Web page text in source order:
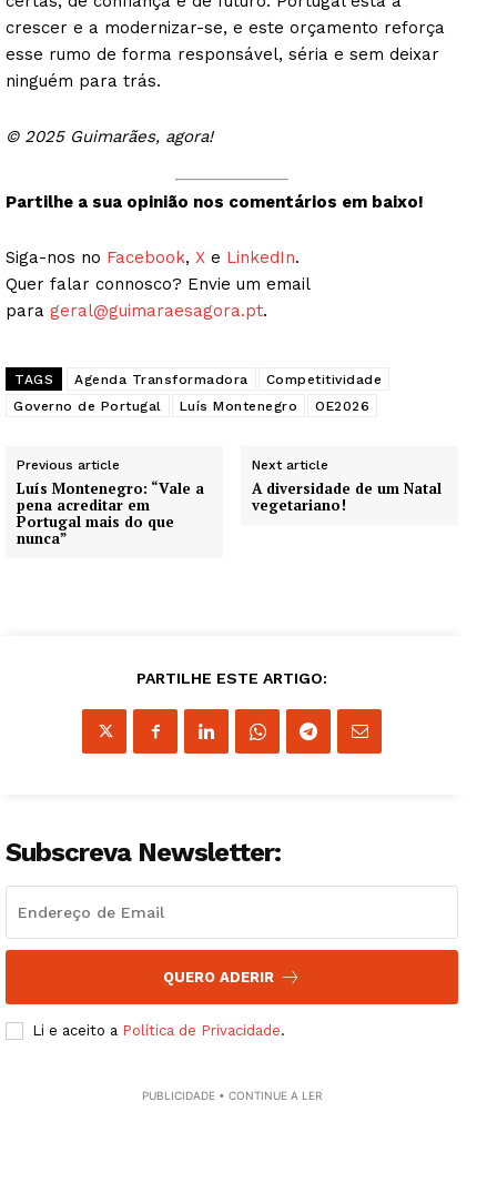
Guimarães, agora!
crescer e a modernizar-se, e este orçamento reforça
esse rumo de forma responsável, séria e sem deixar
ninguém para trás.
© 2025 Guimarães, agora!
Partilhe a sua opinião nos comentários em baixo!
Siga-nos no Facebook, X e LinkedIn.
Quer falar connosco? Envie um email
para geral@guimaraesagora.pt.
TAGS Agenda Transformadora
Competitividade
Governo de Portugal
Luís Montenegro OE2026
Previous article
Luís Montenegro: “Vale a
pena acreditar em
Portugal mais do que
nunca”
Next article
A diversidade de um Natal
vegetariano!
PARTILHE ESTE ARTIGO:
Subscreva Newsletter:
QUERO ADERIR
Li e aceito a Política de Privacidade.
PUBLICIDADE • CONTINUE A LER